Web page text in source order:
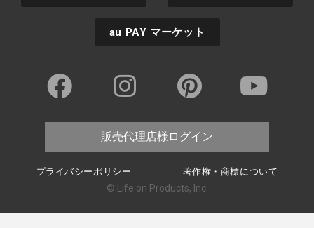
au PAY マーケット
販売代理店様ログイン
プライバシーポリシー 著作権・商標について
© Life on Products, Inc.